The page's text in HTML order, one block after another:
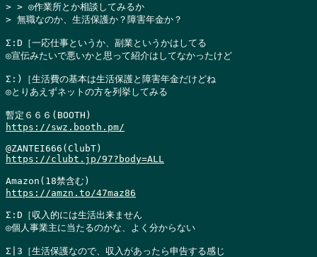
> > ◎作業所とか相談してみるか
> 無職なのか、生活保護か？障害年金か？
Σ:D［一応仕事というか、副業というかはしてる
◎宣伝みたいで悪いかと思って紹介はしてなかったけど
Σ:)［生活費の基本は生活保護と障害年金だけどね
◎とりあえずネットの方を列挙してみる
https://swz.booth.pm/
https://clubt.jp/97?body=ALL
https://amzn.to/47maz86
Σ:D［収入的には生活出来ません
◎個人事業主に当たるのかな、よく分からない
Σ|3［生活保護なので、収入があったら申告する感じ